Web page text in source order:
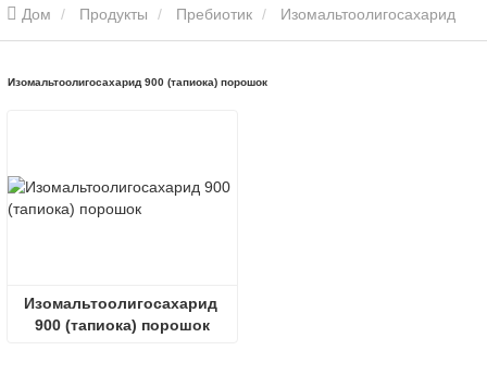
Дом Продукты Пребиотик Изомальтоолигосахарид
Изомальтоолигосахарид 900 (тапиока) порошок
Изомальтоолигосахарид
900 (тапиока) порошок